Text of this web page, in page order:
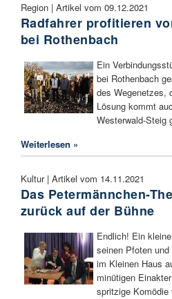
Region | Artikel vom 09.12.2021
Radfahrer profitieren
bei Rothenbach
Ein
bei Rothenbach
des Wegenetzes,
Lösung kommt
Westerwald-Steig
Weiterlesen »
Kultur | Artikel vom 14.11.2021
Das Petermännchen-
zurück auf der Bühne
Endlich! Ein
seinen Pfoten
im Kleinen Haus
minütigen
spritzige